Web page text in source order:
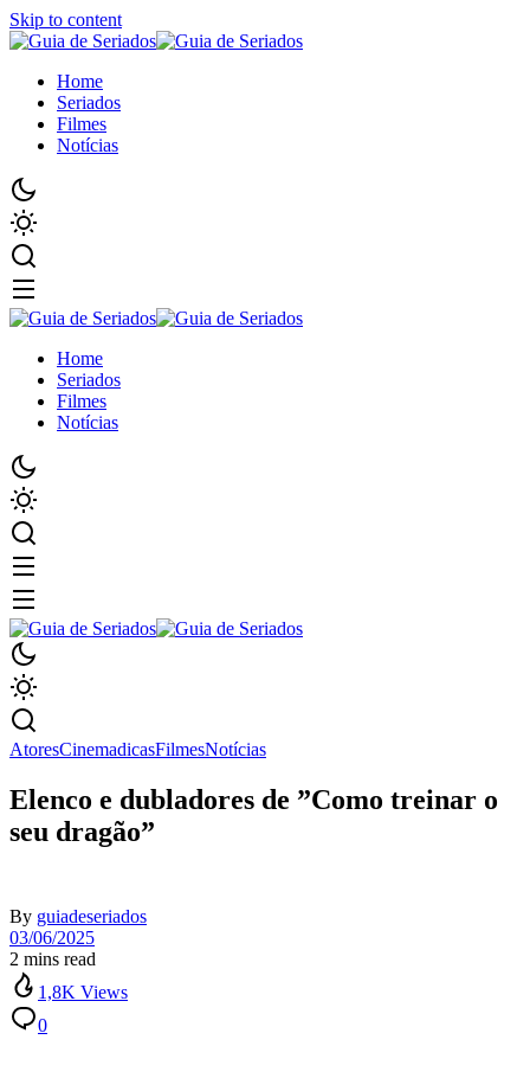
Skip to content
Home
Seriados
Filmes
Notícias
Home
Seriados
Filmes
Notícias
AtoresCinemadicasFilmesNotícias
Elenco e dubladores de ”Como treinar o
seu dragão”
By guiadeseriados
03/06/2025
2 mins read
1,8K Views
0